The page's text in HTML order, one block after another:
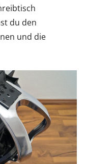
du den
und die